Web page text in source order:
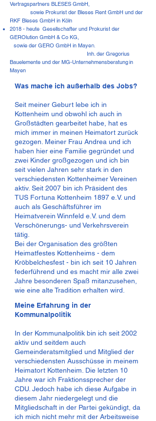
Vertragspartners BLESES GmbH,
sowie Prokurist der Bleses Rent GmbH und der
RKF Bleses GmbH in Köln
2018 - heute Gesellschafter und Prokurist der
GEROlution GmbH & Co KG,
sowie der GERO GmbH in Mayen.
Inh. der Gregorius
Bauelemente und der MG-Unternehmensberatungin
Mayen
Was mache ich außerhalb des Jobs?
Seit meiner Geburt lebe ich in
Kottenheim und obwohl ich auch in
Großstädten gearbeitet habe, hat es
mich immer in meinen Heimatort zurück
gezogen. Meiner Frau Andrea und ich
haben hier eine Familie gegründet und
zwei Kinder großgezogen und ich bin
seit vielen Jahren sehr stark in den
verschiedensten Kottenheimer Vereinen
aktiv. Seit 2007 bin ich Präsident des
TUS Fortuna Kottenheim 1897 e.V. und
auch als Geschäftsführer im
Heimatverein Winnfeld e.V. und dem
Verschönerungs- und Verkehrsverein
tätig.
Bei der Organisation des größten
Heimatfestes Kottenheims - dem
Kröbbelchesfest - bin ich seit 10 Jahren
federführend und es macht mir alle zwei
Jahre besonderen Spaß mitanzusehen,
wie eine alte Tradition erhalten wird.
Meine Erfahrung in der
Kommunalpolitik
In der Kommunalpolitik bin ich seit 2002
aktiv und seitdem auch
Gemeinderatsmitglied und Mitglied der
verschiedensten Ausschüsse in meinem
Heimatort Kottenheim. Die letzten 10
Jahre war ich Fraktionssprecher der
CDU. Jedoch habe ich diese Aufgabe in
diesem Jahr niedergelegt und die
Mitgliedschaft in der Partei gekündigt, da
ich mich nicht mehr mit der Arbeitsweise